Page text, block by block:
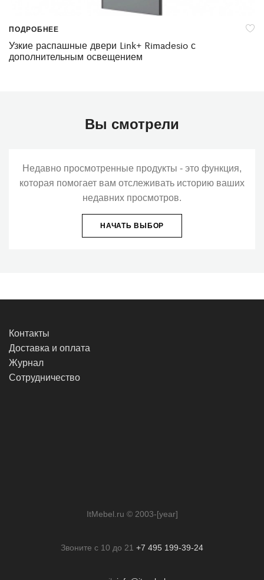
ПОДРОБНЕЕ
Узкие распашные двери Link+ Rimadesio с
дополнительным освещением
Вы смотрели
Недавно просмотренные продукты - это функция,
которая помогает вам отслеживать историю ваших
недавних просмотров.
НАЧАТЬ ВЫБОР
Контакты
Доставка и оплата
Журнал
Сотрудничество
ItMebel.ru © 2003-[year]
Звоните с 10 до 21 +7 495 199-39-24